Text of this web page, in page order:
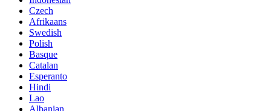
Czech
Afrikaans
Swedish
Polish
Basque
Catalan
Esperanto
Hindi
Lao
Albanian